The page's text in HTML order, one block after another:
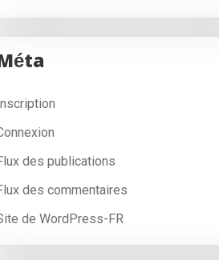
des publications
des commentaires
de WordPress-FR